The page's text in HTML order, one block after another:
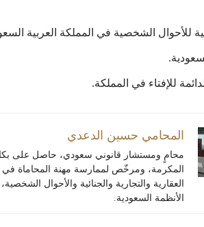
للأحوال الشخصية في المملكة العربية
للإفتاء في المملكة.
المحامي حسين الدعدي
محامٍ ومستشار قانوني سعودي، حاصل على
المكرمة، ومرخّص لممارسة مهنة المحاماة في
العقارية والتجارية والجنائية والأحوال
الأنظمة السعودية.